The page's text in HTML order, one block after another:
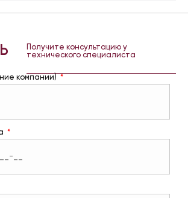
Получите консультацию у
технического специалиста
компании)